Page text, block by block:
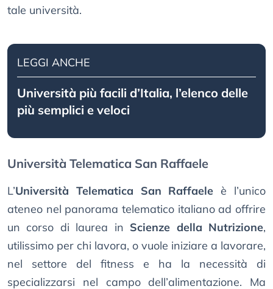
tale università.
LEGGI ANCHE
Università più facili d’Italia, l’elenco delle
più semplici e veloci
Università Telematica San Raffaele
L’Università Telematica San Raffaele è l’unico
ateneo nel panorama telematico italiano ad offrire
un corso di laurea in Scienze della Nutrizione,
utilissimo per chi lavora, o vuole iniziare a lavorare,
nel settore del fitness e ha la necessità di
specializzarsi nel campo dell’alimentazione. Ma